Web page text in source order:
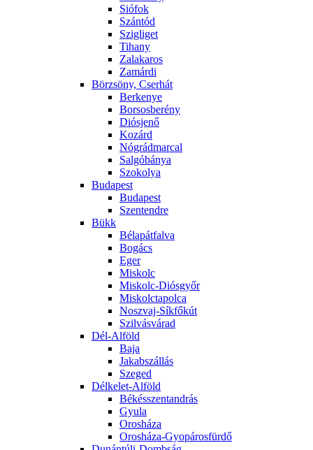
Siófok
Szántód
Szigliget
Tihany
Zalakaros
Zamárdi
Börzsöny, Cserhát
Berkenye
Borsosberény
Diósjenő
Kozárd
Nógrádmarcal
Salgóbánya
Szokolya
Budapest
Budapest
Szentendre
Bükk
Bélapátfalva
Bogács
Eger
Miskolc
Miskolc-Diósgyőr
Miskolctapolca
Noszvaj-Síkfőkút
Szilvásvárad
Dél-Alföld
Baja
Jakabszállás
Szeged
Délkelet-Alföld
Békésszentandrás
Gyula
Orosháza
Orosháza-Gyopárosfürdő